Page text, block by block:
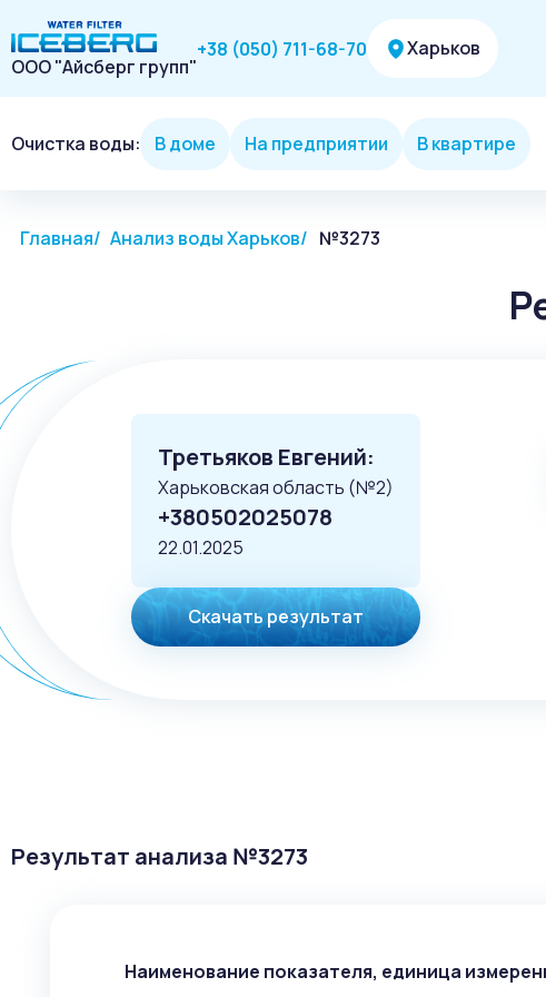
ООО "Айсберг групп"
+38 (050) 711-68-70 Харьков
Очистка воды: В доме На предприятии В квартире
Главная Анализ воды Харьков №3273
Третьяков Евгений:
Харьковская область (№2)
+380502025078
22.01.2025
Скачать результат
Результат анализа №3273
Наименование показателя, единица